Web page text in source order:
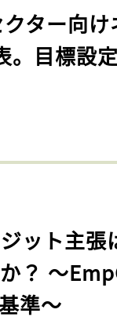
クター向
。目標設
ット主張
？ 〜
準〜